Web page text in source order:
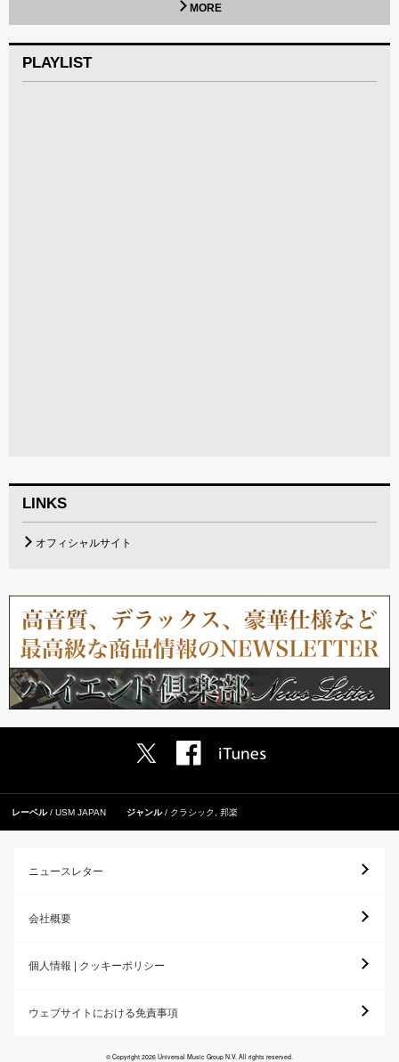
MORE
PLAYLIST
LINKS
オフィシャルサイト
レーベル USM JAPAN ジャンル クラシック 邦楽
ニュースレター
会社概要
個人情報 | クッキーポリシー
ウェブサイトにおける免責事項
© Copyright 2026 Universal Music Group N.V. All rights reserved.